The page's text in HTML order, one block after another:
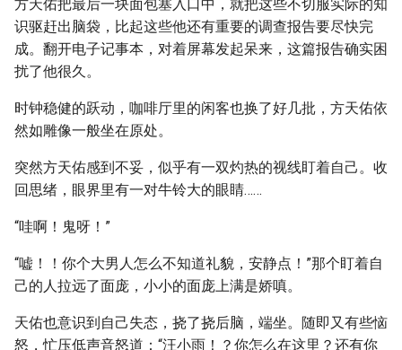
方天佑把最后一块面包塞入口中，就把这些不切服实际的知
识驱赶出脑袋，比起这些他还有重要的调查报告要尽快完
成。翻开电子记事本，对着屏幕发起呆来，这篇报告确实困
扰了他很久。
时钟稳健的跃动，咖啡厅里的闲客也换了好几批，方天佑依
然如雕像一般坐在原处。
突然方天佑感到不妥，似乎有一双灼热的视线盯着自己。收
回思绪，眼界里有一对牛铃大的眼睛……
“哇啊！鬼呀！”
“嘘！！你个大男人怎么不知道礼貌，安静点！”那个盯着自
己的人拉远了面庞，小小的面庞上满是娇嗔。
天佑也意识到自己失态，挠了挠后脑，端坐。随即又有些恼
怒，忙压低声音怒道：“汪小雨！？你怎么在这里？还有你